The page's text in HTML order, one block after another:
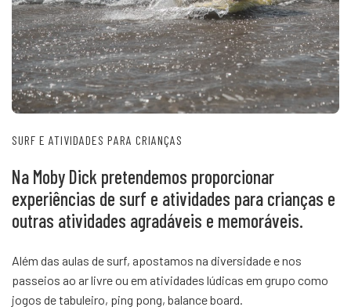
SURF E ATIVIDADES PARA CRIANÇAS
Na Moby Dick pretendemos proporcionar
experiências de surf e atividades para crianças e
outras atividades agradáveis e memoráveis.
Além das aulas de surf, apostamos na diversidade e nos
passeios ao ar livre ou em atividades lúdicas em grupo como
jogos de tabuleiro, ping pong, balance board.